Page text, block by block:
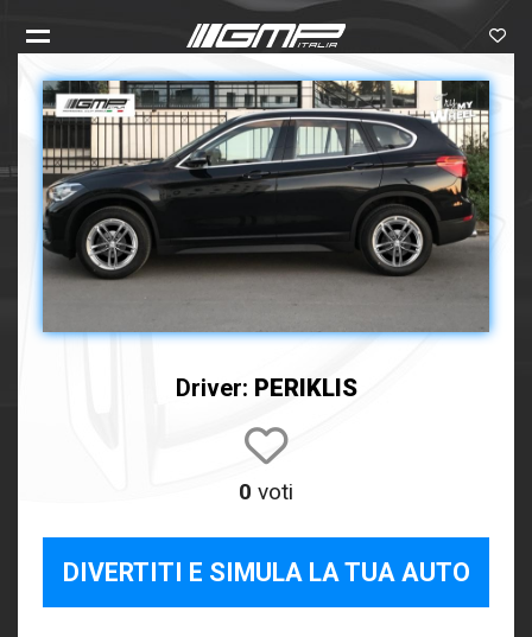
Driver: PERIKLIS
0 voti
DIVERTITI E SIMULA LA TUA AUTO